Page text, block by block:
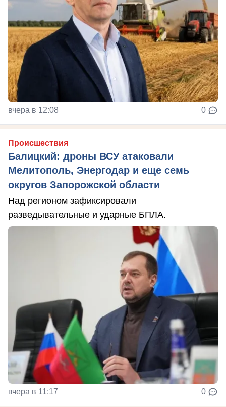
вчера в 12:08 0
Происшествия
Балицкий: дроны ВСУ атаковали
Мелитополь, Энергодар и еще семь
округов Запорожской области
Над регионом зафиксировали
разведывательные и ударные БПЛА.
вчера в 11:17 0